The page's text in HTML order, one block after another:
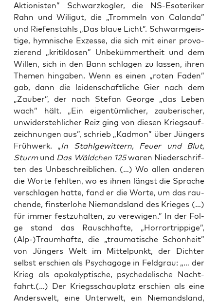
Aktio­nis­ten” Schwarz­kog­ler, die NS-Eso­te­ri­ker
Rahn und Wili­gut, die „Trom­meln von Calan­da”
und Rie­fen­stahls „Das blaue Licht”. Schwarm­geis­
ti­ge, hym­ni­sche Exzes­se, die sich mit einer pro­vo­
zie­rend „kri­tik­lo­sen” Unbe­küm­mert­heit und dem
Wil­len, sich in den Bann schla­gen zu las­sen, ihren
The­men hin­ga­ben. Wenn es einen „roten Faden”
gab, dann die lei­den­schaft­li­che Gier nach dem
„Zau­ber”, der nach Ste­fan Geor­ge „das Leben
wach” hält. „Ein eigen­tüm­li­cher, zau­be­ri­scher,
unwi­der­steh­li­cher Reiz ging von die­sen Kriegs­auf­
zeich­nun­gen aus”, schrieb „Kad­mon” über Jün­gers
Früh­werk. „In Stahl­ge­wit­tern, Feu­er und Blut,
Sturmund Das Wäld­chen 125waren Nie­der­schrif­
ten des Unbe­schreib­li­chen. (…) Wo allen ande­ren
die Wor­te fehl­ten, wo es ihnen längst die Spra­che
ver­schla­gen hat­te, fand er die Wor­te, um das rau­
chen­de, fins­ter­lo­he Nie­mands­land des Krie­ges (…)
für immer fest­zu­hal­ten, zu ver­ewi­gen.” In der Fol­
ge stand das Rausch­haf­te, „Hor­ror­trip­pi­ge”,
(Alp-)Traumhafte, die „trau­ma­ti­sche Schön­heit”
von Jün­gers Welt im Mit­tel­punkt, der Dich­ter
selbst erschien als Psy­ch­ago­ge in Feld­grau: „… der
Krieg als apo­ka­lyp­ti­sche, psy­che­de­li­sche Nacht­
fahrt.(…) Der Kriegs­schau­platz erschien als eine
Anders­welt, eine Unter­welt, ein Nie­mands­land,